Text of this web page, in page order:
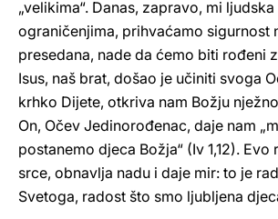
„velikima“. Danas, zapravo, mi
ograničenjima, prihvaćamo sigurnost
presedana, nade da ćemo biti rođeni
Isus, naš brat, došao je učiniti svoga
krhko Dijete, otkriva nam Božju
On, Očev Jedinorođenac, daje nam
postanemo djeca Božja“ (Iv 1,12).
srce, obnavlja nadu i daje mir: to je
Svetoga, radost što smo ljubljena